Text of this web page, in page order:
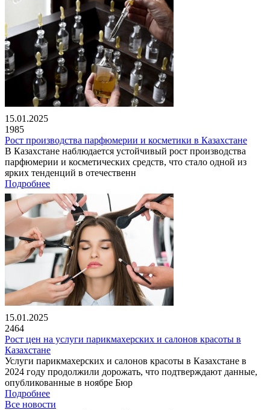
15.01.2025
1985
Рост производства парфюмерии и косметики в Казахстане
В Казахстане наблюдается устойчивый рост производства
парфюмерии и косметических средств, что стало одной из
ярких тенденций в отечественн
Подробнее
15.01.2025
2464
Рост цен на услуги парикмахерских и салонов красоты в
Казахстане
Услуги парикмахерских и салонов красоты в Казахстане в
2024 году продолжили дорожать, что подтверждают данные,
опубликованные в ноябре Бюр
Подробнее
Все новости